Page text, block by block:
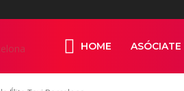
HOME ASÓCIATE